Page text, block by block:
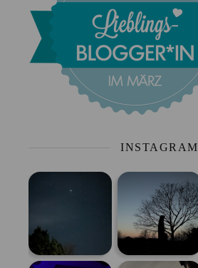
INSTAGRAM